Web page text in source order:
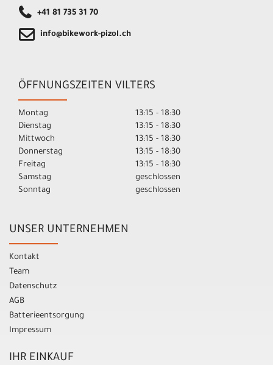
+41 81 735 31 70
info@bikework-pizol.ch
ÖFFNUNGSZEITEN VILTERS
Montag
13:15 - 18:30
Dienstag
13:15 - 18:30
Mittwoch
13:15 - 18:30
Donnerstag
13:15 - 18:30
Freitag
13:15 - 18:30
Samstag
geschlossen
Sonntag
geschlossen
UNSER UNTERNEHMEN
Kontakt
Team
Datenschutz
AGB
Batterieentsorgung
Impressum
IHR EINKAUF